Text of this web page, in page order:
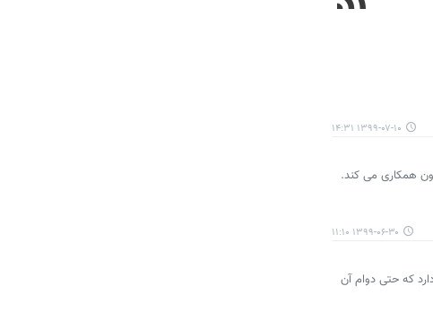
۱۳۹۹-۰۷-۱۰ ۱۴:۳۱
همکاری می کند.
۱۳۹۹-۰۶-۳۰ ۱۱:۱۰
که حتی دوام آن